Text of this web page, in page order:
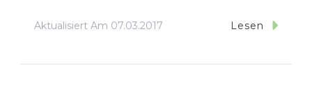
Aktualisiert Am 07.03.2017 Lesen